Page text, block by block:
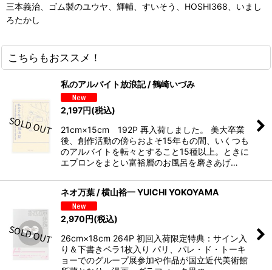
三本義治、ゴム製のユウヤ、輝輔、すいそう、HOSHI368、いまし
ろたかし
こちらもおススメ！
私のアルバイト放浪記 / 鶴崎いづみ
2,197円(税込)
21cm×15cm 192P 再入荷しました。 美大卒業
後、創作活動の傍らおよそ15年もの間、いくつも
のアルバイトを転々とすること15種以上。ときに
エプロンをまとい富裕層のお風呂を磨きあげ…
ネオ万葉 / 横山裕一 YUICHI YOKOYAMA
2,970円(税込)
26cm×18cm 264P 初回入荷限定特典：サイン入
り＆下書きペラ1枚入り パリ、パレ・ド・トーキ
ョーでのグループ展参加や作品が国立近代美術館